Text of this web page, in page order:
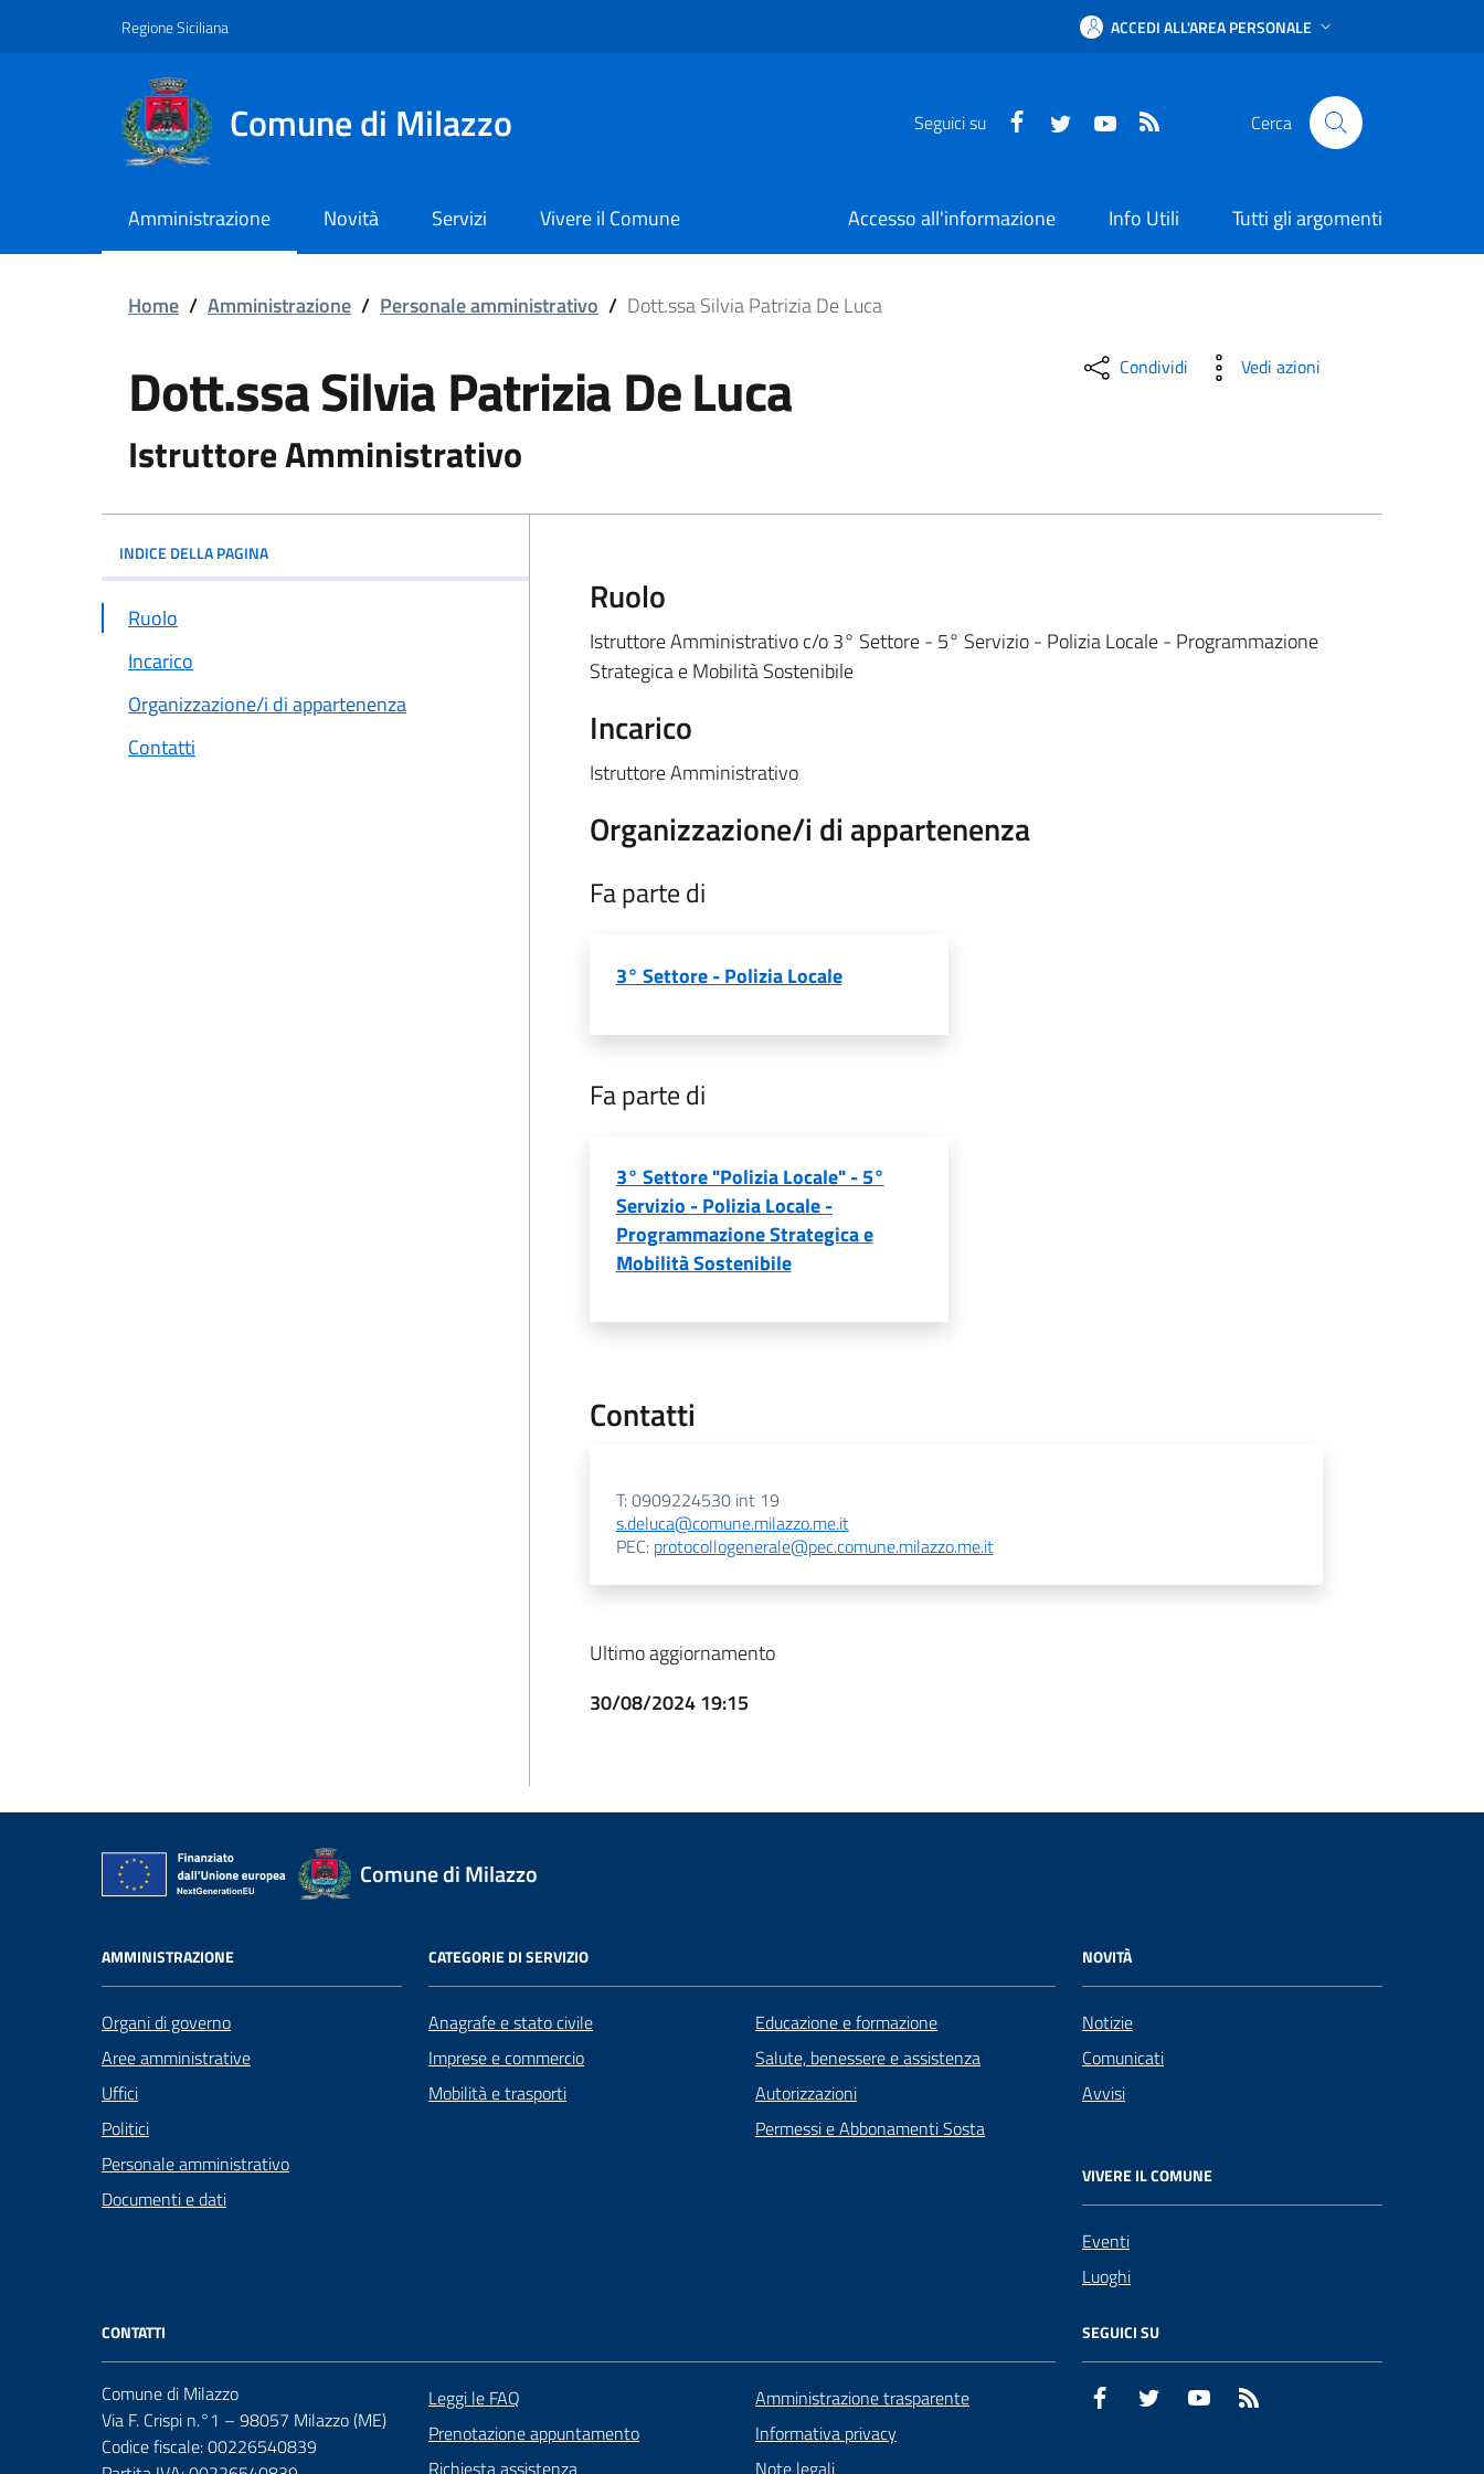
Regione Siciliana ACCEDI ALL'AREA PERSONALE
Comune di Milazzo Seguici su FacebookTwitter YouTube Cerca
Amministrazione Novità Servizi Vivere il Comune Accesso all'informazione Info Utili Tutti gli argomenti
Dott.ssa Silvia Patrizia De Luca
Home / Amministrazione / Personale amministrativo / Dott.ssa Silvia Patrizia De Luca
Dott.ssa Silvia Patrizia De Luca
Istruttore Amministrativo
Condividi Vedi azioni
INDICE DELLA PAGINA
Ruolo
Incarico
Organizzazione/i di appartenenza
Contatti
Ruolo
Istruttore Amministrativo c/o 3° Settore - 5° Servizio - Polizia Locale - Programmazione
Strategica e Mobilità Sostenibile
Incarico
Istruttore Amministrativo
Organizzazione/i di appartenenza
Fa parte di
3° Settore - Polizia Locale
Fa parte di
3° Settore "Polizia Locale" - 5°
Servizio - Polizia Locale -
Programmazione Strategica e
Mobilità Sostenibile
Contatti
T: 0909224530 int 19
s.deluca@comune.milazzo.me.it
PEC: protocollogenerale@pec.comune.milazzo.me.it
Ultimo aggiornamento
30/08/2024 19:15
Comune di Milazzo
AMMINISTRAZIONE
Organi di governo
Aree amministrative
Uffici
Politici
Personale amministrativo
Documenti e dati
CATEGORIE DI SERVIZIO
Anagrafe e stato civile
Imprese e commercio
Mobilità e trasporti
Educazione e formazione
Salute, benessere e assistenza
Autorizzazioni
Permessi e Abbonamenti Sosta
NOVITÀ
Notizie
Comunicati
Avvisi
VIVERE IL COMUNE
Eventi
Luoghi
CONTATTI
Comune di Milazzo
Via F. Crispi n.°1 – 98057 Milazzo (ME)
Codice fiscale: 00226540839
Leggi le FAQ
Prenotazione appuntamento
Richiesta assistenza
Amministrazione trasparente
Informativa privacy
Note legali
SEGUICI SU
Facebook Twitter YouTube